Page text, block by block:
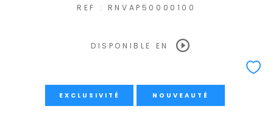
REF : RNVAP50000100
DISPONIBLE EN
EXCLUSIVITÉ NOUVEAUTÉ